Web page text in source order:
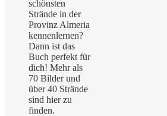
schönsten
Strände in der
Provinz Almeria
kennenlernen?
Dann ist das
Buch perfekt für
dich! Mehr als
70 Bilder und
über 40 Strände
sind hier zu
finden.